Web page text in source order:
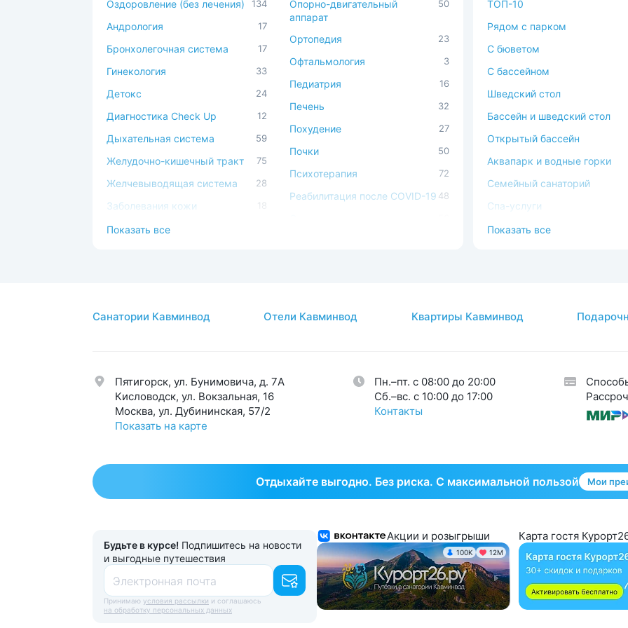
Оздоровление (без лечения) 134
Андрология 17
Бронхолегочная система 17
Гинекология 33
Детокс 24
Диагностика Check Up 12
Дыхательная система 59
Желудочно-кишечный тракт 75
Желчевыводящая система 28
Заболевания кожи 18
Иммунная система
Мочеполовая система 39
Общетерапевтический 123
Опорно-двигательный
аппарат
50
Ортопедия 23
Офтальмология 3
Педиатрия 16
Печень 32
Похудение 27
Почки 50
Психотерапия 72
Реабилитация после COVID-19 48
Суставы 26
Эстетическая гинекология 1
Показать все
ТОП-10
Рядом с парком
C бюветом
С бассейном
Шведский стол
Бассейн и шведский стол
Открытый бассейн
Аквапарк и водные горки
Семейный санаторий
Спа-услуги
В окружении леса
Показать все
Санатории Кавминвод Отели Кавминвод Квартиры Кавминвод
Пятигорск, ул. Бунимовича, д. 7A
Кисловодск, ул. Вокзальная, 16
Москва, ул. Дубининская, 57/2
Показать на карте
Пн.–пт. с 08:00 до 20:00
Cб.–вс. с 10:00 до 17:00
Контакты
Отдыхайте выгодно. Без риска. С максимальной пользой Мои
Будьте в курсе! Подпишитесь на новости
и выгодные путешествия
Электронная почта
Принимаю условия рассылки и соглашаюсь
на обработку персональных данных
Акции и розыгрыши
100K 12М
Карта гостя